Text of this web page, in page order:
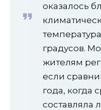
оказалось
градусов.
жителям
если
года, когда
составляла